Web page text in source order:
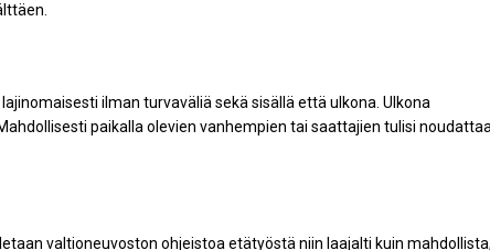
ilman turvaväliä sekä sisällä että ulkona. Ulkona
paikalla olevien vanhempien tai saattajien tulisi noudattaa
valtioneuvoston ohjeistoa etätyöstä niin laajalti kuin mahdollista,